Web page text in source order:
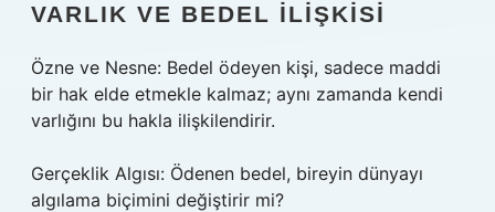
VARLIK VE BEDEL İLIŞKISI
Özne ve Nesne: Bedel ödeyen kişi, sadece maddi
bir hak elde etmekle kalmaz; aynı zamanda kendi
varlığını bu hakla ilişkilendirir.
Gerçeklik Algısı: Ödenen bedel, bireyin dünyayı
algılama biçimini değiştirir mi?